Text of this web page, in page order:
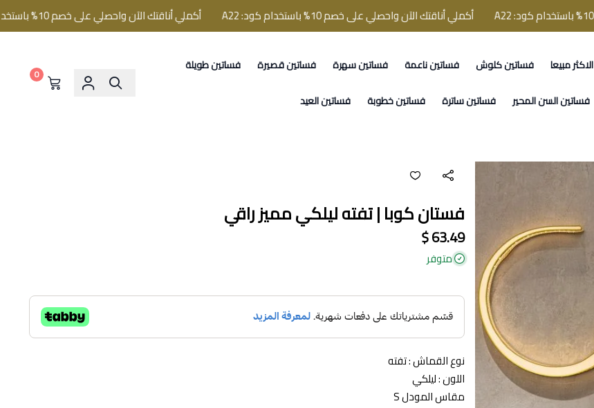
أكملي أناقتك الآن واحصلي على خصم 10% باستخدام كود: A22 أكملي أناقتك الآن واحصلي على خصم 10% باستخدام كود: A22
الاكثر مبيعا فساتين كلوش فساتين ناعمة فساتين سهرة فساتين قصيرة
فساتين طويلة
فساتين السن المحير فساتين ساترة فساتين خطوبة فساتين العيد
0
فستان كوبا | تفته ليلكي مميز راقي
63.49 $
متوفر
نوع القماش : تفته
اللون : ليلكي
مقاس المودل S